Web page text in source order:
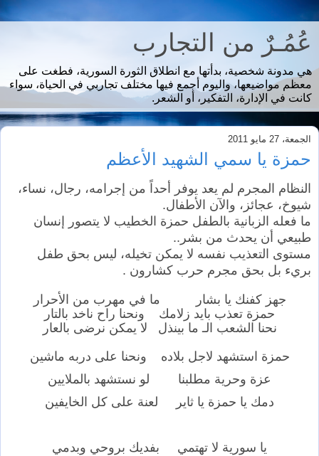
عُمُـرٌ من التجارب
هي مدونة شخصية، بدأتها مع انطلاق الثورة السورية، فطغت على
معظم مواضيعها، واليوم أجمع فيها مختلف تجاربي في الحياة، سواء
كانت في الإدارة، التفكير، أو الشعر.
الجمعة، 27 مايو 2011
حمزة يا سمي الشهيد الأعظم
النظام المجرم لم يعد يوفر أحداً من إجرامه، رجال، نساء،
شيوخ، عجائز، والآن الأطفال.
ما فعله الزبانية بالطفل حمزة الخطيب لا يتصور إنسان
طبيعي أن يحدث من بشر..
مستوى التعذيب نفسه لا يمكن تخيله، ليس بحق طفل
بريء بل بحق مجرم حرب كشارون .
جهز كفنك يا بشار ما في مهرب من الأحرار
حمزة تعذب بايد زلامك ونحنا راح ناخد بالتار
نحنا الشعب الـ ما بينذل لا يمكن نرضى بالعار
حمزة استشهد لاجل بلاده ونحنا على دربه ماشين
عزة وحرية مطلبنا لو نستشهد بالملايين
دمك يا حمزة يا ثاير لعنة على كل الخايفين
يا سورية لا تهتمي بفديك بروحي وبدمي